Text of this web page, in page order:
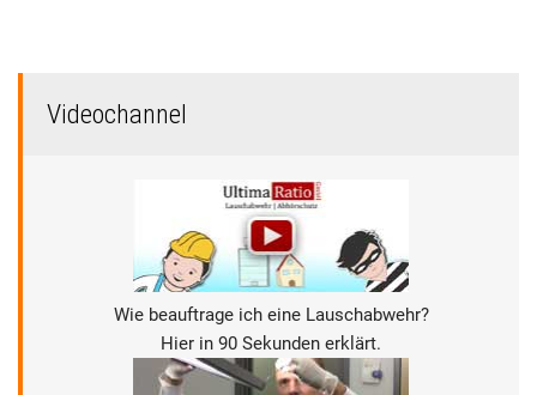
Videochannel
Wie beauftrage ich eine Lauschabwehr?
Hier in 90 Sekunden erklärt.